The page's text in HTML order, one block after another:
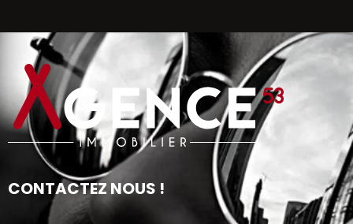
CONTACTEZ NOUS !